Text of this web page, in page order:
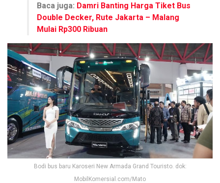
Baca juga: Damri Banting Harga Tiket Bus
Double Decker, Rute Jakarta – Malang
Mulai Rp300 Ribuan
Bodi bus baru Karoseri New Armada Grand Touristo. dok:
MobilKomersial.com/Mato